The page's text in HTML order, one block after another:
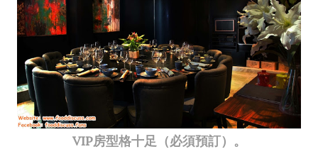
VIP房型格十足（必須預訂）。